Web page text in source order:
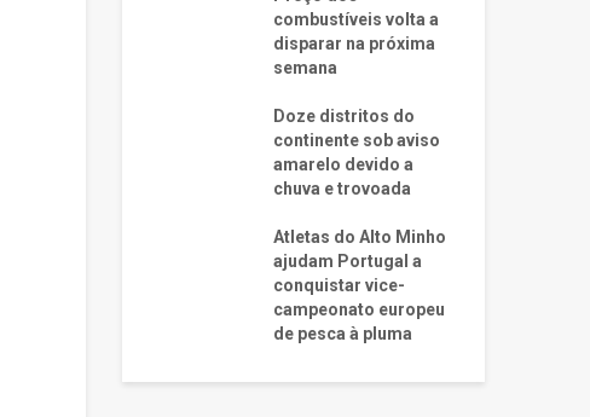
combustíveis volta a
disparar na próxima
semana
Doze distritos do
continente sob aviso
amarelo devido a
chuva e trovoada
Atletas do Alto Minho
ajudam Portugal a
conquistar vice-
campeonato europeu
de pesca à pluma